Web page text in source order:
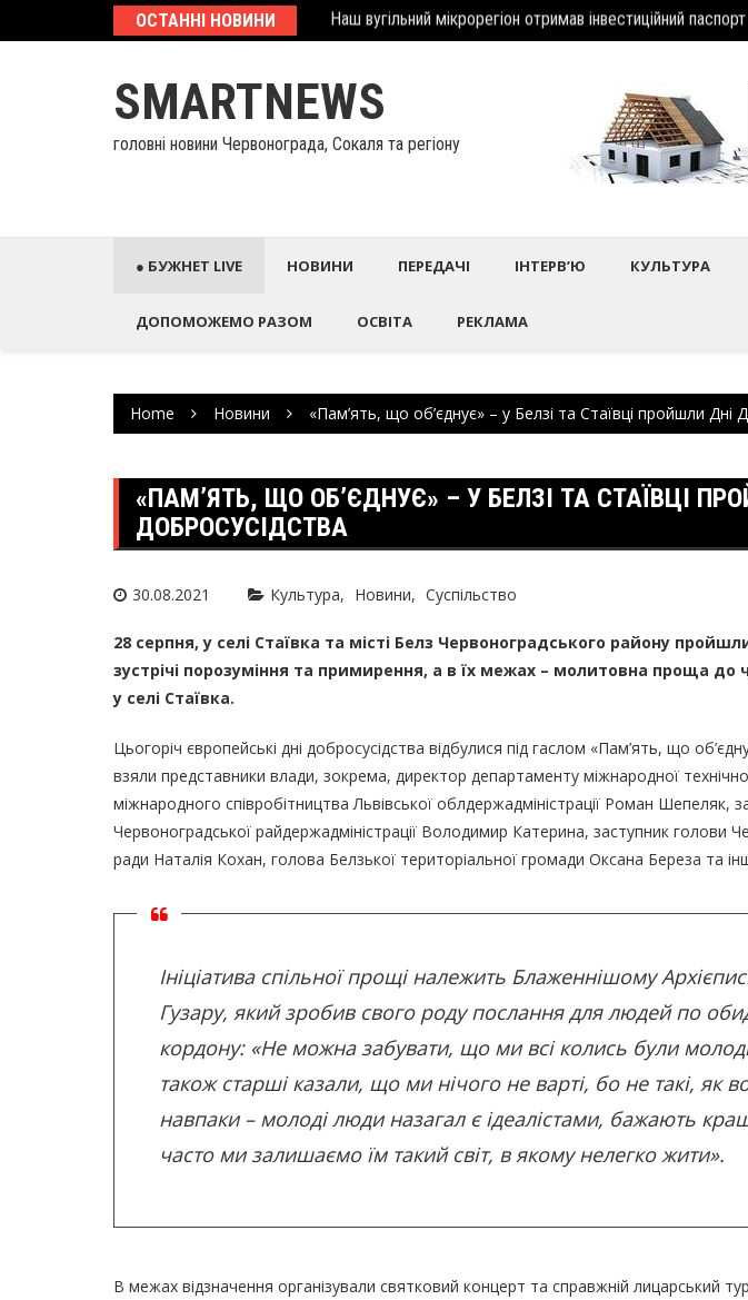
ОСТАННІ НОВИНИ У Палаці Потоцьких відбулось нагородження
SMARTNEWS
головні новини Червонограда, Сокаля та регіону
● БУЖНЕТ LIVE НОВИНИ ПЕРЕДАЧІ ІНТЕРВ’Ю КУЛЬТУРА
ДОПОМОЖЕМО РАЗОМ ОСВІТА РЕКЛАМА
Home Новини «Пам’ять, що об’єднує» – у Белзі та Стаївці пройшли Дні
«ПАМ’ЯТЬ, ЩО ОБ’ЄДНУЄ» – У БЕЛЗІ ТА СТАЇВЦІ
ДОБРОСУСІДСТВА
30.08.2021 Культура Новини Суспільство
28 серпня, у селі Стаївка та місті Белз Червоноградського району
зустрічі порозуміння та примирення, а в їх межах – молитовна проща до
у селі Стаївка.
Цьогоріч європейські дні добросусідства відбулися під гаслом «Пам’ять, що
взяли представники влади, зокрема, директор департаменту міжнародної
міжнародного співробітництва Львівської облдержадміністрації Роман Шепеляк,
Червоноградської райдержадміністрації Володимир Катерина, заступник голови
ради Наталія Кохан, голова Белзької територіальної громади Оксана Береза та
Ініціатива спільної прощі належить Блаженнішому
Гузару, який зробив свого роду послання для людей по
кордону: «Не можна забувати, що ми всі колись були
також старші казали, що ми нічого не варті, бо не такі, як
навпаки – молоді люди назагал є ідеалістами, бажають
часто ми залишаємо їм такий світ, в якому нелегко жити».
В межах відзначення організували святковий концерт та справжній лицарський